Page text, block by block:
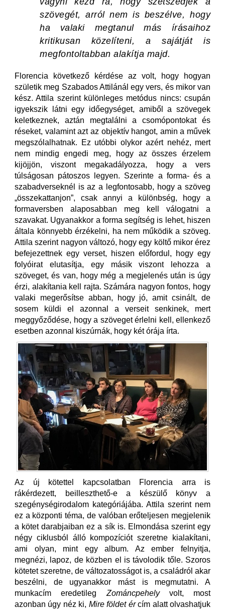
szövegét, arról nem is beszélve, hogy
ha valaki megtanul más írásaihoz
kritikusan közelíteni, a sajátját is
megfontoltabban alakítja majd.
Florencia következő kérdése az volt, hogy hogyan
születik meg Szabados Attilánál egy vers, és mikor van
kész. Attila szerint különleges metódus nincs: csupán
igyekszik látni egy időegységet, amiből a szövegek
keletkeznek, aztán megtalálni a csomópontokat és
réseket, valamint azt az objektív hangot, amin a művek
megszólalhatnak. Ez utóbbi olykor azért nehéz, mert
nem mindig engedi meg, hogy az összes érzelem
kijöjjön, viszont megakadályozza, hogy a vers
túlságosan pátoszos legyen. Szerinte a forma- és a
szabadverseknél is az a legfontosabb, hogy a szöveg
„összekattanjon”, csak annyi a különbség, hogy a
formaversben alaposabban meg kell válogatni a
szavakat. Ugyanakkor a forma segítség is lehet, hiszen
általa könnyebb érzékelni, ha nem működik a szöveg.
Attila szerint nagyon változó, hogy egy költő mikor érez
befejezettnek egy verset, hiszen előfordul, hogy egy
folyóirat elutasítja, egy másik viszont lehozza a
szöveget, és van, hogy még a megjelenés után is úgy
érzi, alakítania kell rajta. Számára nagyon fontos, hogy
valaki megerősítse abban, hogy jó, amit csinált, de
sosem küldi el azonnal a verseit senkinek, mert
meggyőződése, hogy a szöveget érlelni kell, ellenkező
esetben azonnal kiszúrnák, hogy két órája írta.
Az új kötettel kapcsolatban Florencia arra is
rákérdezett, beilleszthető-e a készülő könyv a
szegénységirodalom kategóriájába. Attila szerint nem
ez a központi téma, de valóban erőteljesen megjelenik
a kötet darabjaiban ez a sík is. Elmondása szerint egy
négy ciklusból álló kompozíciót szeretne kialakítani,
ami olyan, mint egy album. Az ember felnyitja,
megnézi, lapoz, de közben el is távolodik tőle. Szoros
kötetet szeretne, de változatosságot is, a családról akar
beszélni, de ugyanakkor mást is megmutatni. A
munkacím eredetileg Zománcpehelyvolt, most
azonban úgy néz ki, Mire földet ércím alatt olvashatjuk